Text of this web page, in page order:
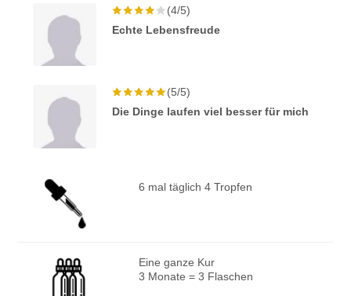
(4/5)
Echte Lebensfreude
(5/5)
Die Dinge laufen viel besser für mich
6 mal täglich 4 Tropfen
Eine ganze Kur
3 Monate = 3 Flaschen